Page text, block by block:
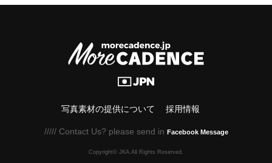
写真素材の提供について 採用情報
///// Contact Us? please send in Facebook Message
Copyright© JKA.All Rights Reserved.